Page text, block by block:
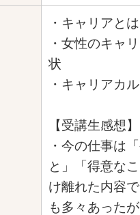
・キャリア
・女性のキャ
状
・キャリアカ
【受講生感想】
・今の仕事は
と」「得意な
け離れた内容
も多々あった